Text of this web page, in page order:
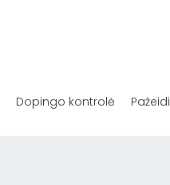
Dopingo kontrolė